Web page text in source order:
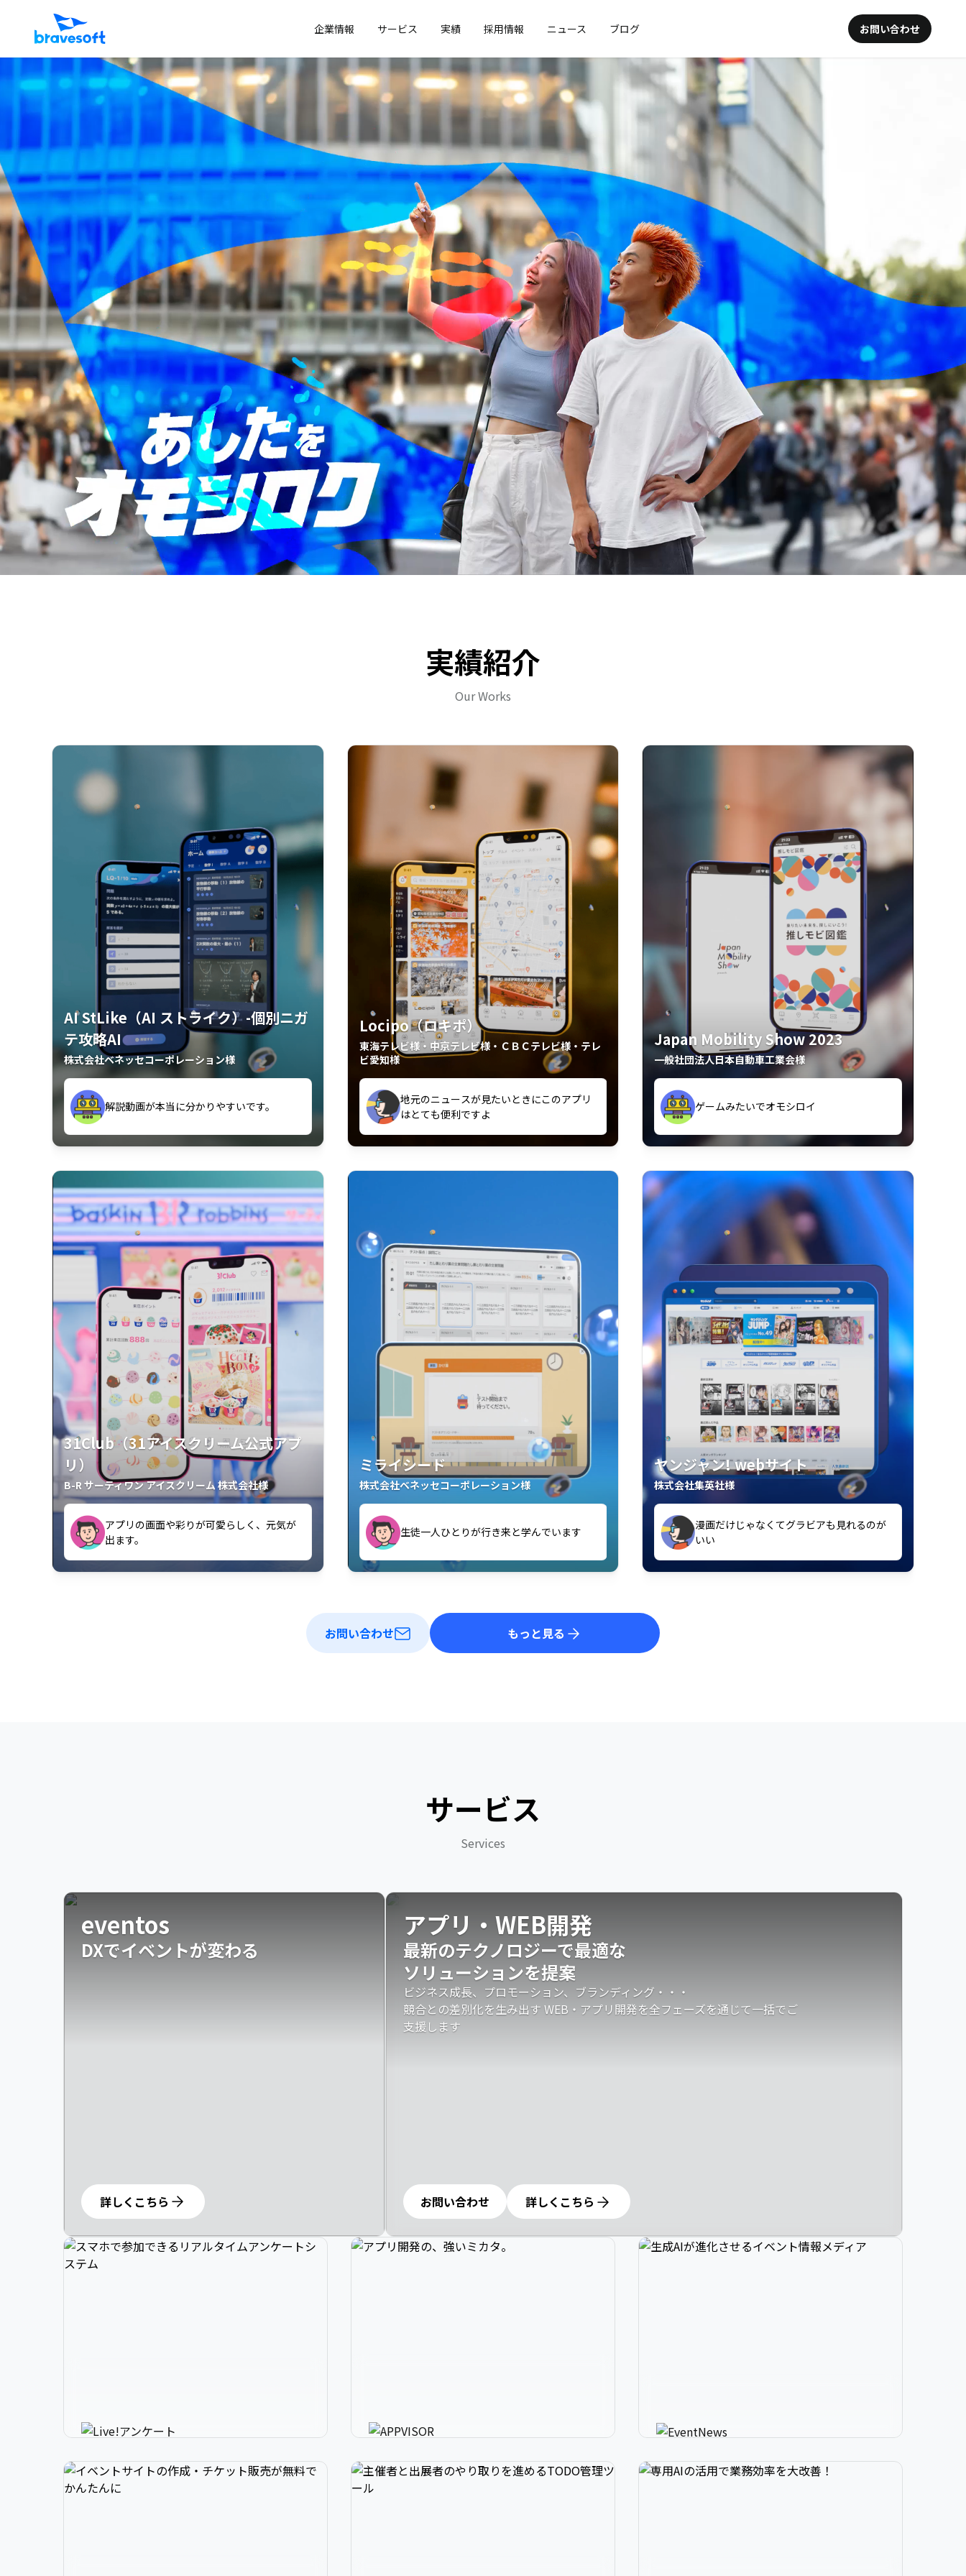
企業情報 サービス 実績 採用情報 ニュース ブログ お問い合わせ
実績紹介
Our Works
AI StLike（AI ストライク）-個別ニガ
テ攻略AI
株式会社ベネッセコーポレーション様
古文漢文を主に使わせていただいている
が、復習するのに非常に役立っている。
解説動画が本当に分かりやすいです。
Locipo（ロキポ）
東海テレビ様・中京テレビ様・ＣＢＣテレビ様・テレ
ビ愛知様
中京テレビのおもしろ番組が視聴可能地域
外からも見れるの嬉しいポイント
いつも利用させていただいております！
Japan Mobility Show 2023
一般社団法人日本自動車工業会様
夢中で推しモビを探してビッグサイトで6時
間も滞在してしまった
久々のモーターショーがアプリでもっと楽
しめました
31Club（31アイスクリーム公式アプ
リ）
B-R サーティワン アイスクリーム 株式会社様
アプリの画面や彩りが可愛らしく、元気が
出ます。
クラスごとに特典があるようなので使うの
が楽しいです。
ミライシード
株式会社ベネッセコーポレーション様
生徒一人ひとりが行き来と学んでいます
い」「解くことが楽しい」を実感していま
ヤンジャン! webサイト
株式会社集英社様
漫画だけじゃなくてグラビアも見れるのが
いい
紙の雑誌買うより安くて助かる
お問い合わせ もっと見る
サービス
Services
eventos
DXでイベントが変わる
詳しくこちら
アプリ・WEB開発
最新のテクノロジーで最適な
ソリューションを提案
ビジネス成長、プロモーション、ブランディング・・・
競合との差別化を生み出す WEB・アプリ開発を全フェーズを通じて一括でご
支援します
お問い合わせ 詳しくこちら
3 1 2 2 2 3 9